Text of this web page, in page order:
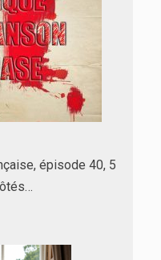
épisode 40, 5